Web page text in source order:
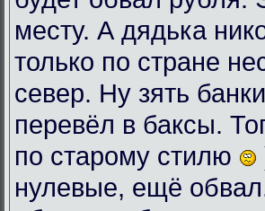
месту. А дядька
только по стране
север. Ну зять
перевёл в баксы.
по старому стилю
нулевые, ещё